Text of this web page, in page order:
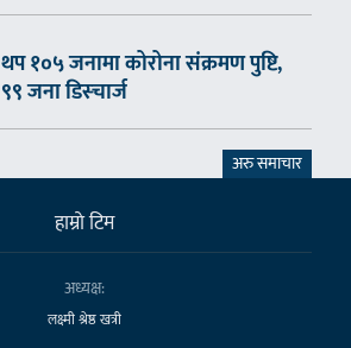
थप १०५ जनामा कोरोना संक्रमण पुष्टि,
९९ जना डिस्चार्ज
अरु समाचार
हाम्राे टिम
अध्यक्ष:
लक्ष्मी श्रेष्ठ खत्री